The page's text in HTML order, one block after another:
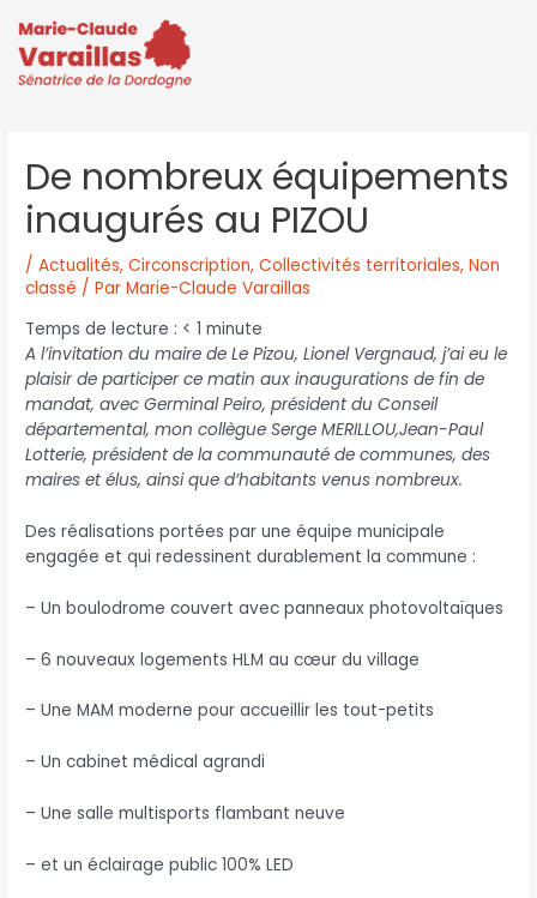
De nombreux équipements
inaugurés au PIZOU
/Actualités,Circonscription,Collectivités territoriales,Non
classé / ParMarie-Claude Varaillas
Temps de lecture : < 1 minute
A l’invitation du maire de Le Pizou, Lionel Vergnaud, j’ai eu le
plaisir de participer ce matin aux inaugurations de fin de
mandat, avec Germinal Peiro, président du Conseil
départemental, mon collègue Serge MERILLOU,Jean-Paul
Lotterie, président de la communauté de communes, des
maires et élus, ainsi que d’habitants venus nombreux.
Des réalisations portées par une équipe municipale
engagée et qui redessinent durablement la commune :
– Un boulodrome couvert avec panneaux photovoltaïques
– 6 nouveaux logements HLM au cœur du village
– Une MAM moderne pour accueillir les tout-petits
– Un cabinet médical agrandi
– Une salle multisports flambant neuve
– et un éclairage public 100% LED